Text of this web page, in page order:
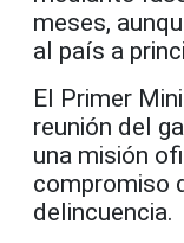
meses,
al país a
El Primer
reunión del
una misión
compromiso
delincuencia.